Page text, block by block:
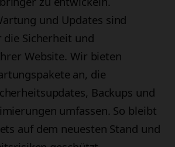
und Updates sind
Sicherheit und
Website. Wir bieten
an, die
Backups und
umfassen. So bleibt
auf dem neuesten Stand und